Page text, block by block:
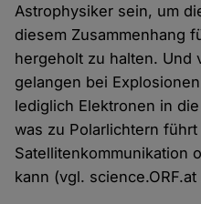
Astrophysiker sein, um
diesem Zusammenhang
hergeholt zu halten. Und
gelangen bei
lediglich Elektronen in
was zu Polarlichtern
Satellitenkommunikation
kann (vgl. science.ORF.at